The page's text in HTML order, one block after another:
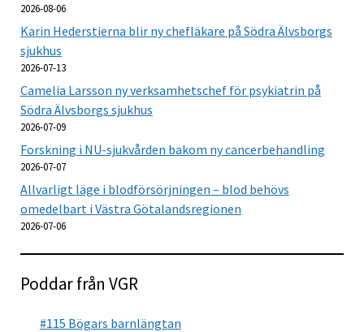
2026-08-06
Karin Hederstierna blir ny chefläkare på Södra Älvsborgs
sjukhus
2026-07-13
Camelia Larsson ny verksamhetschef för psykiatrin på
Södra Älvsborgs sjukhus
2026-07-09
Forskning i NU-sjukvården bakom ny cancerbehandling
2026-07-07
Allvarligt läge i blodförsörjningen – blod behövs
omedelbart i Västra Götalandsregionen
2026-07-06
Poddar från VGR
#115 Bögars barnlängtan